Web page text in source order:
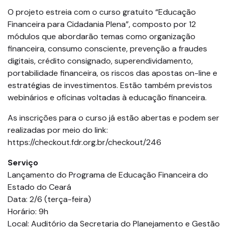
O projeto estreia com o curso gratuito “Educação
Financeira para Cidadania Plena”, composto por 12
módulos que abordarão temas como organização
financeira, consumo consciente, prevenção a fraudes
digitais, crédito consignado, superendividamento,
portabilidade financeira, os riscos das apostas on-line e
estratégias de investimentos. Estão também previstos
webinários e oficinas voltadas à educação financeira.
As inscrições para o curso já estão abertas e podem ser
realizadas por meio do link:
https://checkout.fdr.org.br/checkout/246
Serviço
Lançamento do Programa de Educação Financeira do
Estado do Ceará
Data: 2/6 (terça-feira)
Horário: 9h
Local: Auditório da Secretaria do Planejamento e Gestão